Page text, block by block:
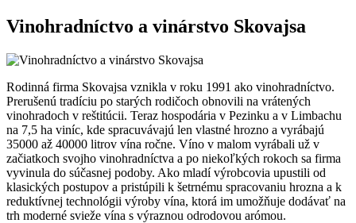
Vinohradníctvo a vinárstvo Skovajsa
Rodinná firma Skovajsa vznikla v roku 1991 ako vinohradníctvo.
Prerušenú tradíciu po starých rodičoch obnovili na vrátených
vinohradoch v reštitúcii. Teraz hospodária v Pezinku a v Limbachu
na 7,5 ha viníc, kde spracuvávajú len vlastné hrozno a vyrábajú
35000 až 40000 litrov vína ročne. Víno v malom vyrábali už v
začiatkoch svojho vinohradníctva a po niekoľkých rokoch sa firma
vyvinula do súčasnej podoby. Ako mladí výrobcovia upustili od
klasických postupov a pristúpili k šetrnému spracovaniu hrozna a k
reduktívnej technológii výroby vína, ktorá im umožňuje dodávať na
trh moderné svieže vína s výraznou odrodovou arómou.